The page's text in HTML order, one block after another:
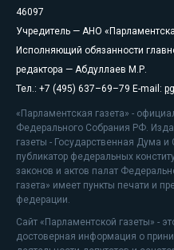
46097
Учредитель — АНО
Исполняющий обязанности
редактора — Абдуллаев М.Р.
Тел.: +7 (495) 637–69–79 E-mail:
«Парламентская газета» -
Федерального Собрания РФ.
газеты - Государственная Дума
публикатор федеральных
законов и актов палат
газета» имеет пункты печати и
федерации.
Сайт «Парламентской газеты» -
достоверная информация о